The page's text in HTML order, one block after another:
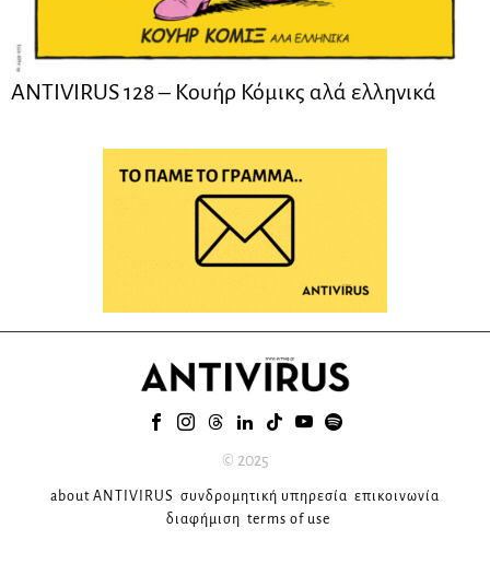
ANTIVIRUS 128 – Kουήρ Κόμικς αλά ελληνικά
© 2025
about ANTIVIRUS συνδρομητική υπηρεσία επικοινωνία
διαφήμιση terms of use